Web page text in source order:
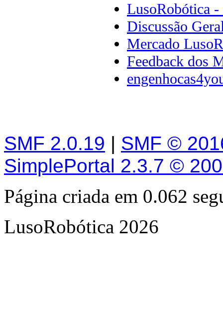
LusoRobótica -
Discussão
Mercado
Feedback dos
SMF 2.0.19 | SMF ©
SimplePortal 2.3.7 ©
Página criada em 0.062
LusoRobótica 2026